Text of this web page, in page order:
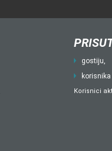
gostiju,
korisnika
Korisnici